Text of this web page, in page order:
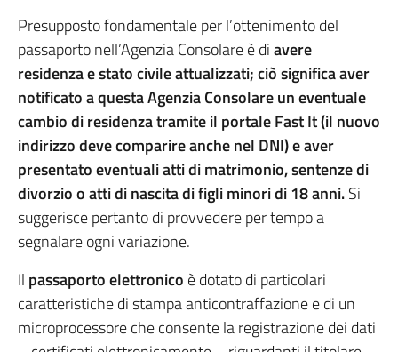
Presupposto fondamentale per l’ottenimento del
passaporto nell’Agenzia Consolare è diavere
residenza e stato civile attualizzati; ciò significa aver
notificato a questa Agenzia Consolare un eventuale
cambio di residenza tramite il portale Fast It (il nuovo
indirizzo deve comparire anche nel DNI) e aver
presentato eventuali atti di matrimonio, sentenze di
divorzio o atti di nascita di figli minori di 18 anni.Si
suggerisce pertanto di provvedere per tempo a
segnalare ogni variazione.
Il passaporto elettronico è dotato di particolari
caratteristiche di stampa anticontraffazione e di un
microprocessore che consente la registrazione dei dati